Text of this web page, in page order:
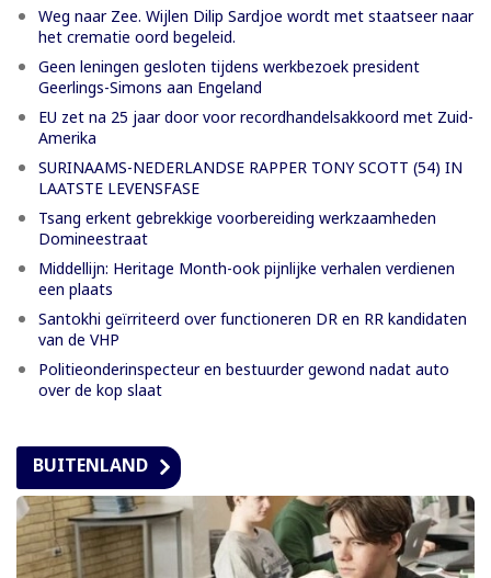
Weg naar Zee. Wijlen Dilip Sardjoe wordt met staatseer naar
het crematie oord begeleid.
Geen leningen gesloten tijdens werkbezoek president
Geerlings-Simons aan Engeland
EU zet na 25 jaar door voor recordhandelsakkoord met Zuid-
Amerika
SURINAAMS-NEDERLANDSE RAPPER TONY SCOTT (54) IN
LAATSTE LEVENSFASE
Tsang erkent gebrekkige voorbereiding werkzaamheden
Domineestraat
Middellijn: Heritage Month-ook pijnlijke verhalen verdienen
een plaats
Santokhi geïrriteerd over functioneren DR en RR kandidaten
van de VHP
Politieonderinspecteur en bestuurder gewond nadat auto
over de kop slaat
BUITENLAND